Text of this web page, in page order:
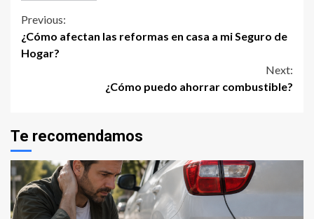
Continue
Reading
Previous:
¿Cómo afectan las reformas en casa a mi Seguro de
Hogar?
Next:
¿Cómo puedo ahorrar combustible?
Te recomendamos